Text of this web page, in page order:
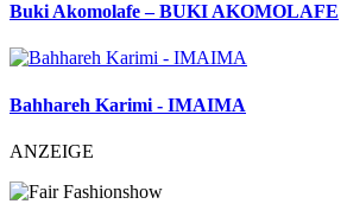
Buki Akomolafe – BUKI AKOMOLAFE
Bahhareh Karimi - IMAIMA
ANZEIGE